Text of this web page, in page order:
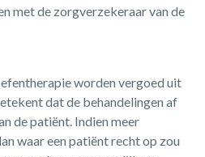
met de zorgverzekeraar van de
worden vergoed uit
dat de behandelingen af
de patiënt. Indien meer
waar een patiënt recht op zou